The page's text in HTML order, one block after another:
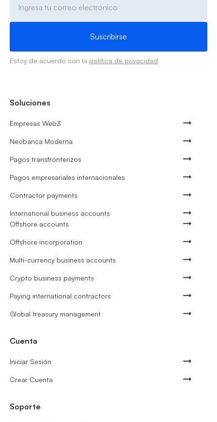
Estoy de acuerdo con la política de privacidad
Soluciones
Empresas Web3
Neobanca Moderna
Pagos transfronterizos
Pagos empresariales internacionales
Contractor payments
International business accounts
Offshore accounts
Offshore incorporation
Multi-currency business accounts
Crypto business payments
Paying international contractors
Global treasury management
Cuenta
Iniciar Sesión
Crear Cuenta
Soporte